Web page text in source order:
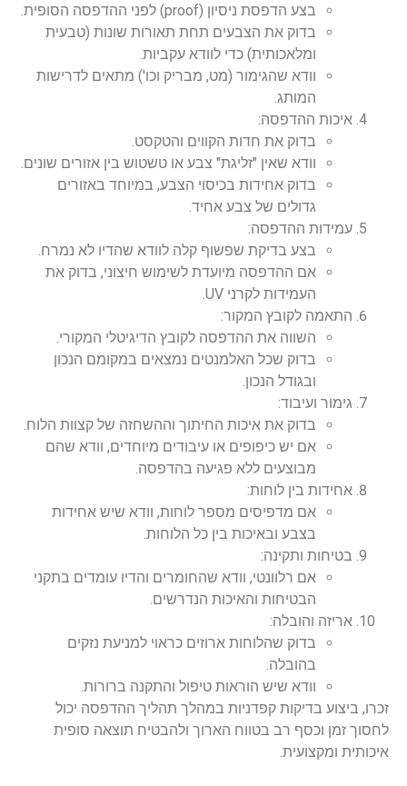
בצע הדפסת ניסיון (proof) לפני ההדפסה הסופית.
בדוק את הצבעים תחת תאורות שונות (טבעית
ומלאכותית) כדי לוודא עקביות.
וודא שהגימור (מט, מבריק וכו') מתאים לדרישות
המותג.
איכות ההדפסה:
בדוק את חדות הקווים והטקסט.
וודא שאין "זליגת" צבע או טשטוש בין אזורים שונים.
בדוק אחידות בכיסוי הצבע, במיוחד באזורים
גדולים של צבע אחיד.
עמידות ההדפסה:
בצע בדיקת שפשוף קלה לוודא שהדיו לא נמרח.
אם ההדפסה מיועדת לשימוש חיצוני, בדוק את
העמידות לקרני UV.
התאמה לקובץ המקור:
השווה את ההדפסה לקובץ הדיגיטלי המקורי.
בדוק שכל האלמנטים נמצאים במקומם הנכון
ובגודל הנכון.
גימור ועיבוד:
בדוק את איכות החיתוך וההשחזה של קצוות הלוח.
אם יש כיפופים או עיבודים מיוחדים, וודא שהם
מבוצעים ללא פגיעה בהדפסה.
אחידות בין לוחות:
אם מדפיסים מספר לוחות, וודא שיש אחידות
בצבע ובאיכות בין כל הלוחות.
בטיחות ותקינה:
אם רלוונטי, וודא שהחומרים והדיו עומדים בתקני
הבטיחות והאיכות הנדרשים.
אריזה והובלה:
בדוק שהלוחות ארוזים כראוי למניעת נזקים
בהובלה.
וודא שיש הוראות טיפול והתקנה ברורות.
זכרו, ביצוע בדיקות קפדניות במהלך תהליך ההדפסה יכול
לחסוך זמן וכסף רב בטווח הארוך ולהבטיח תוצאה סופית
איכותית ומקצועית.